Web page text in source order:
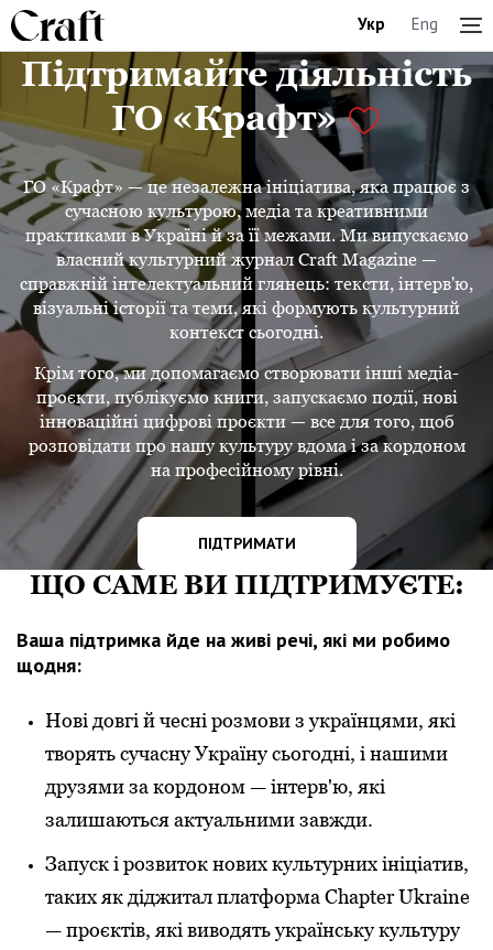
Укр Eng
Підтримайте діяльність
ГО «Крафт»
ГО «Крафт» — це незалежна ініціатива, яка працює з
сучасною культурою, медіа та креативними
практиками в Україні й за її межами. Ми випускаємо
власний культурний журнал Craft Magazine —
справжній інтелектуальний глянець: тексти, інтерв'ю,
візуальні історії та теми, які формують культурний
контекст сьогодні.
Крім того, ми допомагаємо створювати інші медіа-
проєкти, публікуємо книги, запускаємо події, нові
інноваційні цифрові проєкти — все для того, щоб
розповідати про нашу культуру вдома і за кордоном
на професійному рівні.
ПІДТРИМАТИ
ЩО САМЕ ВИ ПІДТРИМУЄТЕ:
Ваша підтримка йде на живі речі, які ми робимо
щодня:
Нові довгі й чесні розмови з українцями, які
творять сучасну Україну сьогодні, і нашими
друзями за кордоном — інтерв'ю, які
залишаються актуальними завжди.
Запуск і розвиток нових культурних ініціатив,
таких як діджитал платформа Chapter Ukraine
— проєктів, які виводять українську культуру